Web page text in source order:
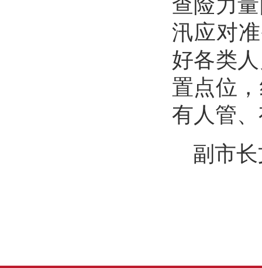
汛应对
好各类
置点位
有人管
副市